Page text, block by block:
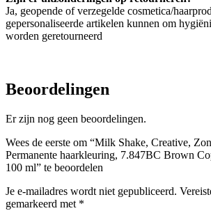
Ja, geopende of verzegelde cosmetica/
gepersonaliseerde artikelen kunnen om
worden geretourneerd
Beoordelingen
Er zijn nog geen beoordelingen.
Wees de eerste om “Milk Shake, Creative,
Permanente haarkleuring, 7.847BC Brown
100 ml” te beoordelen
Je e-mailadres wordt niet gepubliceerd.
gemarkeerd met *